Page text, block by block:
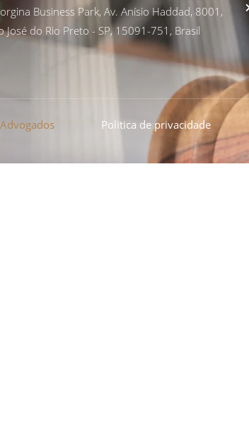
Business Park, Av. Anísio Haddad, 8001,
José do Rio Preto - SP, 15091-751, Brasil
Politica de privacidade